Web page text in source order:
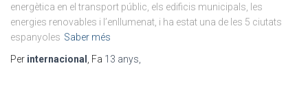
energètica en el transport públic, els edificis municipals, les
energies renovables i l’enllumenat, i ha estat una de les 5 ciutats
espanyoles Saber més
Per internacional , Fa 13 anys